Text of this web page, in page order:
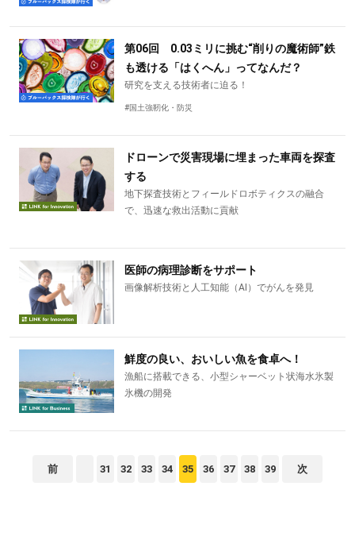
第06回 0.03ミリに挑む“削りの魔術師”鉄
も透ける「はくへん」ってなんだ？
研究を支える技術者に迫る！
#国土強靭化・防災
ドローンで災害現場に埋まった車両を探査
する
地下探査技術とフィールドロボティクスの融合
で、迅速な救出活動に貢献
医師の病理診断をサポート
画像解析技術と人工知能（AI）でがんを発見
鮮度の良い、おいしい魚を食卓へ！
漁船に搭載できる、小型シャーベット状海水氷製
氷機の開発
前 31 32 33 34 35 36 37 38 39 次